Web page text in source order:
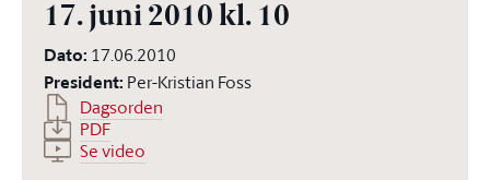
17. juni 2010 kl. 10
Dato: 17.06.2010
President: Per-Kristian Foss
Dagsorden
PDF
Se video